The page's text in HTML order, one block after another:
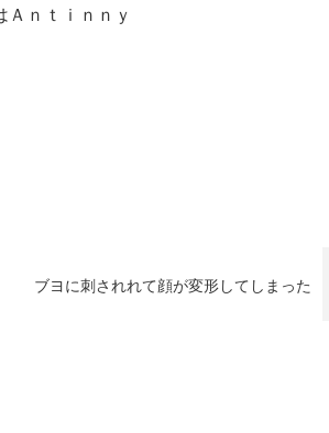
ｎｔｉｎｎｙ
ブヨに刺されれて顔が変形してしまった